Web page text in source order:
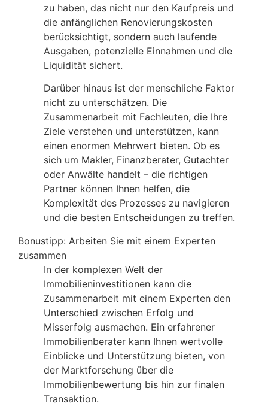
zu haben, das nicht nur den Kaufpreis und
die anfänglichen Renovierungskosten
berücksichtigt, sondern auch laufende
Ausgaben, potenzielle Einnahmen und die
Liquidität sichert.
Darüber hinaus ist der menschliche Faktor
nicht zu unterschätzen. Die
Zusammenarbeit mit Fachleuten, die Ihre
Ziele verstehen und unterstützen, kann
einen enormen Mehrwert bieten. Ob es
sich um Makler, Finanzberater, Gutachter
oder Anwälte handelt – die richtigen
Partner können Ihnen helfen, die
Komplexität des Prozesses zu navigieren
und die besten Entscheidungen zu treffen.
Bonustipp: Arbeiten Sie mit einem Experten
zusammen
In der komplexen Welt der
Immobilieninvestitionen kann die
Zusammenarbeit mit einem Experten den
Unterschied zwischen Erfolg und
Misserfolg ausmachen. Ein erfahrener
Immobilienberater kann Ihnen wertvolle
Einblicke und Unterstützung bieten, von
der Marktforschung über die
Immobilienbewertung bis hin zur finalen
Transaktion.